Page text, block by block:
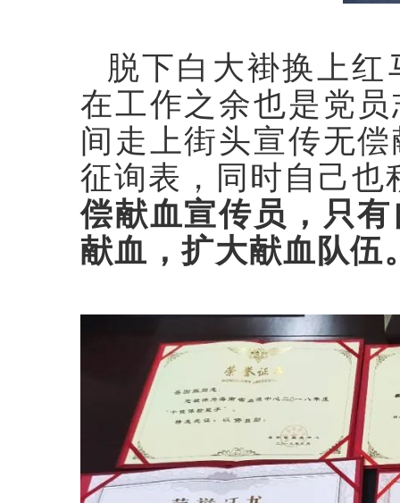
脱下白大褂换上
在工作之余也是党
间走上街头宣传无
征询表，同时自己也
偿献血宣传员，只
献血，扩大献血队伍